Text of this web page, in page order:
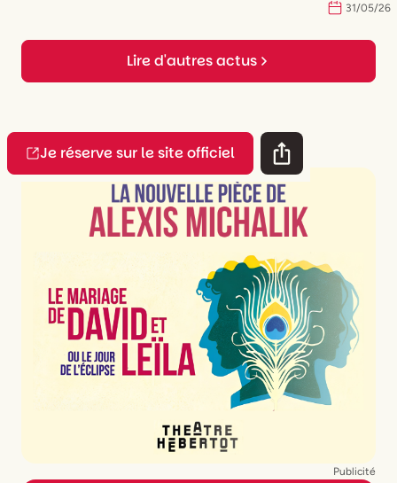
31/05/26
Lire d'autres actus
Je réserve sur le site officiel
Publicité